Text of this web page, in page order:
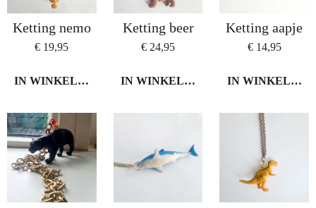
Ketting nemo
€ 19,95
IN WINKELWAGEN
Ketting beer
€ 24,95
IN WINKELWAGEN
Ketting aapje
€ 14,95
IN